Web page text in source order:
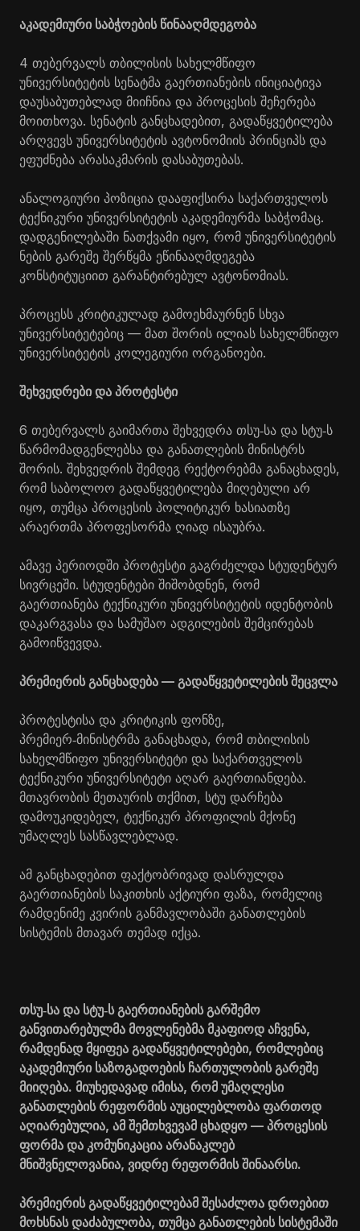
აკადემიური საბჭოების წინააღმდეგობა
4 თებერვალს თბილისის სახელმწიფო
უნივერსიტეტის სენატმა გაერთიანების ინიციატივა
დაუსაბუთებლად მიიჩნია და პროცესის შეჩერება
მოითხოვა. სენატის განცხადებით, გადაწყვეტილება
არღვევს უნივერსიტეტის ავტონომიის პრინციპს და
ეფუძნება არასაკმარის დასაბუთებას.
ანალოგიური პოზიცია დააფიქსირა საქართველოს
ტექნიკური უნივერსიტეტის აკადემიურმა საბჭომაც.
დადგენილებაში ნათქვამი იყო, რომ უნივერსიტეტის
ნების გარეშე შერწყმა ეწინააღმდეგება
კონსტიტუციით გარანტირებულ ავტონომიას.
პროცესს კრიტიკულად გამოეხმაურნენ სხვა
უნივერსიტეტებიც — მათ შორის ილიას სახელმწიფო
უნივერსიტეტის კოლეგიური ორგანოები.
შეხვედრები და პროტესტი
6 თებერვალს გაიმართა შეხვედრა თსუ‑სა და სტუ‑ს
წარმომადგენლებსა და განათლების მინისტრს
შორის. შეხვედრის შემდეგ რექტორებმა განაცხადეს,
რომ საბოლოო გადაწყვეტილება მიღებული არ
იყო, თუმცა პროცესის პოლიტიკურ ხასიათზე
არაერთმა პროფესორმა ღიად ისაუბრა.
ამავე პერიოდში პროტესტი გაგრძელდა სტუდენტურ
სივრცეში. სტუდენტები შიშობდნენ, რომ
გაერთიანება ტექნიკური უნივერსიტეტის იდენტობის
დაკარგვასა და სამუშაო ადგილების შემცირებას
გამოიწვევდა.
პრემიერის განცხადება — გადაწყვეტილების შეცვლა
პროტესტისა და კრიტიკის ფონზე,
პრემიერ‑მინისტრმა განაცხადა, რომ თბილისის
სახელმწიფო უნივერსიტეტი და საქართველოს
ტექნიკური უნივერსიტეტი აღარ გაერთიანდება.
მთავრობის მეთაურის თქმით, სტუ დარჩება
დამოუკიდებელ, ტექნიკურ პროფილის მქონე
უმაღლეს სასწავლებლად.
ამ განცხადებით ფაქტობრივად დასრულდა
გაერთიანების საკითხის აქტიური ფაზა, რომელიც
რამდენიმე კვირის განმავლობაში განათლების
სისტემის მთავარ თემად იქცა.
თსუ‑სა და სტუ‑ს გაერთიანების გარშემო
განვითარებულმა მოვლენებმა მკაფიოდ აჩვენა,
რამდენად მყიფეა გადაწყვეტილებები, რომლებიც
აკადემიური საზოგადოების ჩართულობის გარეშე
მიიღება. მიუხედავად იმისა, რომ უმაღლესი
განათლების რეფორმის აუცილებლობა ფართოდ
აღიარებულია, ამ შემთხვევამ ცხადყო — პროცესის
ფორმა და კომუნიკაცია არანაკლებ
მნიშვნელოვანია, ვიდრე რეფორმის შინაარსი.
პრემიერის გადაწყვეტილებამ შესაძლოა დროებით
მოხსნას დაძაბულობა, თუმცა განათლების სისტემაში